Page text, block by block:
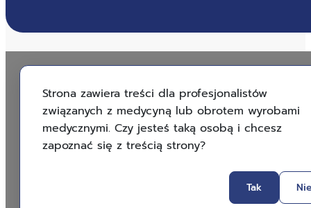
Strona zawiera treści dla profesjonalistów
związanych z medycyną lub obrotem wyrobami
medycznymi. Czy jesteś taką osobą i chcesz
zapoznać się z treścią strony?
Tak